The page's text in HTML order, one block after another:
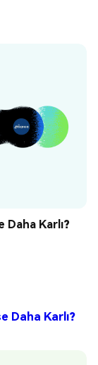
Daha Karlı?
Daha Karlı?